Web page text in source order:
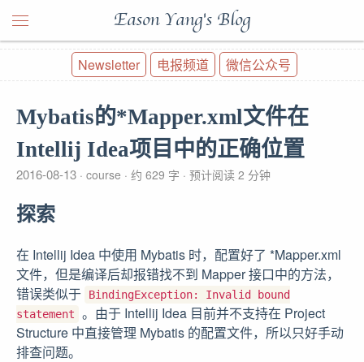
Eason Yang's Blog
Newsletter 电报频道 微信公众号
Mybatis的*Mapper.xml文件在
Intellij Idea项目中的正确位置
2016-08-13 course 约 629 字 预计阅读 2 分钟
探索
在 Intellij Idea 中使用 Mybatis 时，配置好了 *Mapper.xml
文件，但是编译后却报错找不到 Mapper 接口中的方法，
错误类似于
BindingException: Invalid bound
statement
。由于 Intellij Idea 目前并不支持在 Project
Structure 中直接管理 Mybatis 的配置文件，所以只好手动
排查问题。